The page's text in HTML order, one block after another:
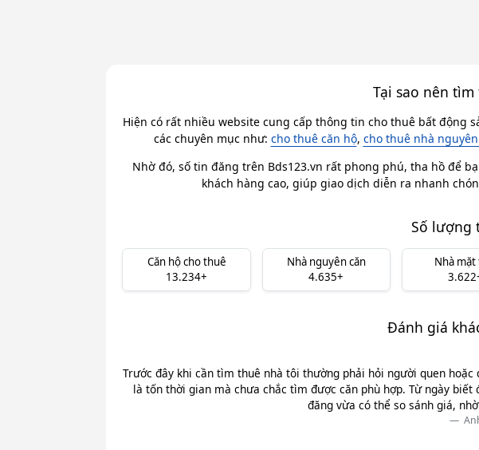
Tại sao nên
Hiện có rất nhiều website cung cấp thông tin cho thuê bất động
các chuyên mục như: cho thuê căn hộ, cho thuê nhà
Nhờ đó, số tin đăng trên Bds123.vn rất phong phú, tha hồ để
khách hàng cao, giúp giao dịch diễn ra nhanh
Số lượng
Căn hộ cho thuê
13.234+
Nhà nguyên căn
4.635+
Nhà
Đánh giá
Trước đây khi cần tìm thuê nhà tôi thường phải hỏi người quen
là tốn thời gian mà chưa chắc tìm được căn phù hợp. Từ ngày
đăng vừa có thể so sánh giá,